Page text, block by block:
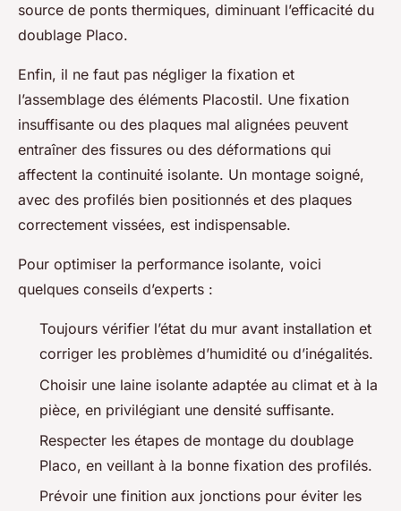
source de ponts thermiques, diminuant l’efficacité du
doublage Placo.
Enfin, il ne faut pas négliger la fixation et
l’assemblage des éléments Placostil. Une fixation
insuffisante ou des plaques mal alignées peuvent
entraîner des fissures ou des déformations qui
affectent la continuité isolante. Un montage soigné,
avec des profilés bien positionnés et des plaques
correctement vissées, est indispensable.
Pour optimiser la performance isolante, voici
quelques conseils d’experts :
Toujours vérifier l’état du mur avant installation et
corriger les problèmes d’humidité ou d’inégalités.
Choisir une laine isolante adaptée au climat et à la
pièce, en privilégiant une densité suffisante.
Respecter les étapes de montage du doublage
Placo, en veillant à la bonne fixation des profilés.
Prévoir une finition aux jonctions pour éviter les